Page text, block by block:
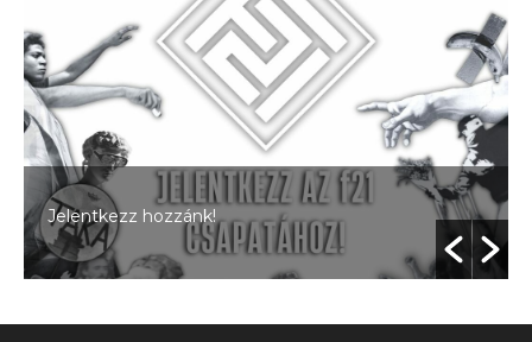
Jelentkezz hozzánk!